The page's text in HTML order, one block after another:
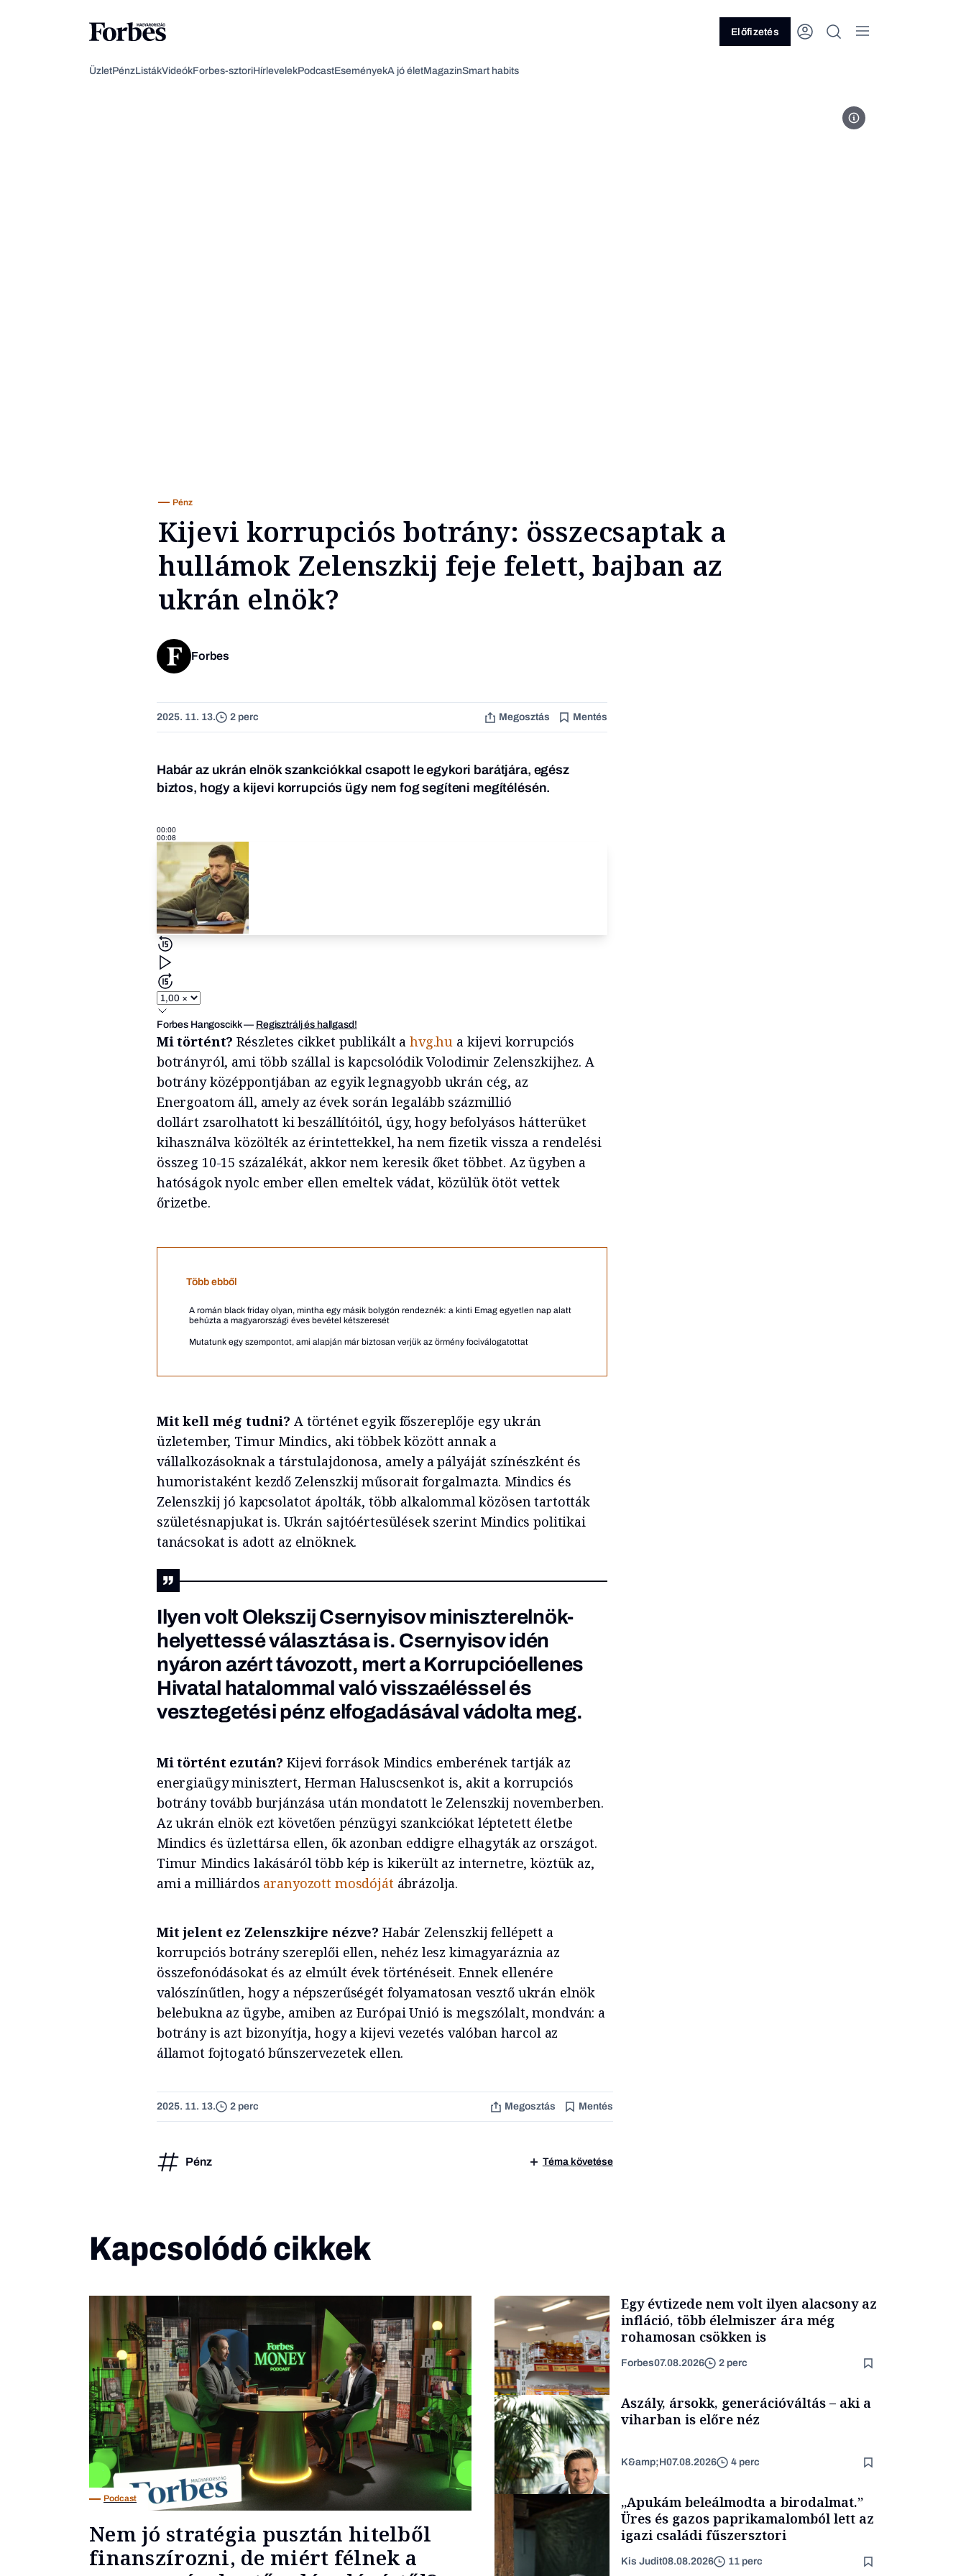
Előfizetés
ÜzletPénzListákVideókForbes-sztoriHírlevelekPodcastEseményekA jó életMagazinSmart habits
Fotó: Volodimir Zelenszkij /
Pénz
Kijevi korrupciós botrány: összecsaptak a
hullámok Zelenszkij feje felett, bajban az
ukrán elnök?
Forbes
2025. 11. 13. 2 perc Megosztás Mentés
Habár az ukrán elnök szankciókkal csapott le egykori barátjára, egész
biztos, hogy a kijevi korrupciós ügy nem fog segíteni megítélésén.
00:00
00:08
Forbes Hangoscikk— Regisztrálj és hallgasd!
Mi történt? Részletes cikket publikált a hvg.hu a kijevi korrupciós
botrányról, ami több szállal is kapcsolódik Volodimir Zelenszkijhez. A
botrány középpontjában az egyik legnagyobb ukrán cég, az
Energoatom áll, amely az évek során legalább százmillió
dollárt zsarolhatott ki beszállítóitól, úgy, hogy befolyásos hátterüket
kihasználva közölték az érintettekkel, ha nem fizetik vissza a rendelési
összeg 10-15 százalékát, akkor nem keresik őket többet. Az ügyben a
hatóságok nyolc ember ellen emeltek vádat, közülük ötöt vettek
őrizetbe.
Több ebből
A román black friday olyan, mintha egy másik bolygón rendeznék: a kinti Emag egyetlen nap alatt
behúzta a magyarországi éves bevétel kétszeresét
Mutatunk egy szempontot, ami alapján már biztosan verjük az örmény fociválogatottat
Mit kell még tudni? A történet egyik főszereplője egy ukrán
üzletember, Timur Mindics, aki többek között annak a
vállalkozásoknak a társtulajdonosa, amely a pályáját színészként és
humoristaként kezdő Zelenszkij műsorait forgalmazta. Mindics és
Zelenszkij jó kapcsolatot ápolták, több alkalommal közösen tartották
születésnapjukat is. Ukrán sajtóértesülések szerint Mindics politikai
tanácsokat is adott az elnöknek.
Ilyen volt Olekszij Csernyisov miniszterelnök-
helyettessé választása is. Csernyisov idén
nyáron azért távozott, mert a Korrupcióellenes
Hivatal hatalommal való visszaéléssel és
vesztegetési pénz elfogadásával vádolta meg.
Mi történt ezután? Kijevi források Mindics emberének tartják az
energiaügy minisztert, Herman Haluscsenkot is, akit a korrupciós
botrány tovább burjánzása után mondatott le Zelenszkij novemberben.
Az ukrán elnök ezt követően pénzügyi szankciókat léptetett életbe
Mindics és üzlettársa ellen, ők azonban eddigre elhagyták az országot.
Timur Mindics lakásáról több kép is kikerült az internetre, köztük az,
ami a milliárdos aranyozott mosdóját ábrázolja.
Mit jelent ez Zelenszkijre nézve? Habár Zelenszkij fellépett a
korrupciós botrány szereplői ellen, nehéz lesz kimagyaráznia az
összefonódásokat és az elmúlt évek történéseit. Ennek ellenére
valószínűtlen, hogy a népszerűségét folyamatosan vesztő ukrán elnök
belebukna az ügybe, amiben az Európai Unió is megszólalt, mondván: a
botrány is azt bizonyítja, hogy a kijevi vezetés valóban harcol az
államot fojtogató bűnszervezetek ellen.
2025. 11. 13. 2 perc Megosztás Mentés
Pénz Téma követése
Kapcsolódó cikkek
Podcast
Nem jó stratégia pusztán hitelből
finanszírozni, de miért félnek a
Makro
Egy évtizede nem volt ilyen alacsony az
infláció, több élelmiszer ára még
rohamosan csökken is
Forbes07.08.2026 2 perc
Aszály, ársokk, generációváltás – aki a
viharban is előre néz
K&amp;H07.08.2026 4 perc
„Apukám beleálmodta a birodalmat.”
Üres és gazos paprikamalomból lett az
igazi családi fűszersztori
Kis Judit08.08.2026 11 perc